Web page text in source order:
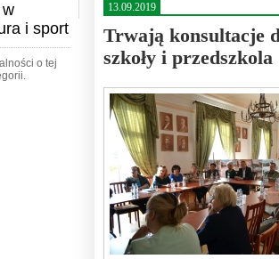
i sport
o tej
13.09.2019
Trwają konsultacje
szkoły i przedszkola